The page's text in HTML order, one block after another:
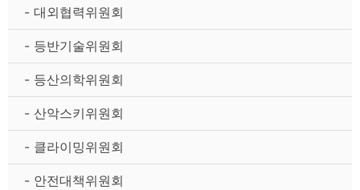
- 대외협력위원회
- 등반기술위원회
- 등산의학위원회
- 산악스키위원회
- 클라이밍위원회
- 안전대책위원회